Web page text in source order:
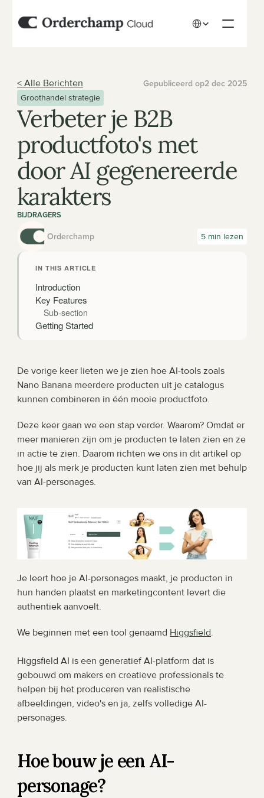
< Alle Berichten Gepubliceerd op2 dec 2025
Groothandel strategie
Verbeter je B2B
productfoto's met
door AI gegenereerde
karakters
BIJDRAGERS
Orderchamp 5 min lezen
IN THIS ARTICLE
Introduction
Key Features
Sub-section
Getting Started
De vorige keer lieten we je zien hoe AI-tools zoals
Nano Banana meerdere producten uit je catalogus
kunnen combineren in één mooie productfoto.
Deze keer gaan we een stap verder. Waarom? Omdat er
meer manieren zijn om je producten te laten zien en ze
in actie te zien. Daarom richten we ons in dit artikel op
hoe jij als merk je producten kunt laten zien met behulp
van AI-personages.
Je leert hoe je AI-personages maakt, je producten in
hun handen plaatst en marketingcontent levert die
authentiek aanvoelt.
We beginnen met een tool genaamd Higgsfield.
Higgsfield AI is een generatief AI-platform dat is
gebouwd om makers en creatieve professionals te
helpen bij het produceren van realistische
afbeeldingen, video's en ja, zelfs volledige AI-
personages.
Hoe bouw je een AI-
personage?